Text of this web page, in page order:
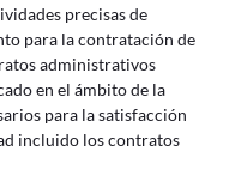
precisas de
para la contratación de
administrativos
en el ámbito de la
para la satisfacción
incluido los contratos